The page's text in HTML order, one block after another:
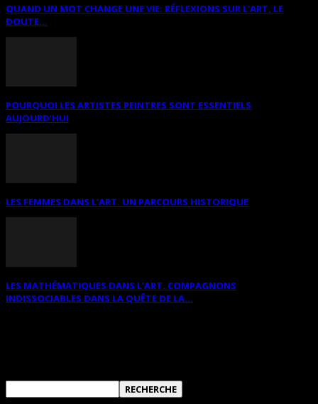
QUAND UN MOT CHANGE UNE VIE: RÉFLEXIONS SUR L’ART, LE
DOUTE...
POURQUOI LES ARTISTES PEINTRES SONT ESSENTIELS
AUJOURD’HUI
LES FEMMES DANS L’ART. UN PARCOURS HISTORIQUE
LES MATHÉMATIQUES DANS L’ART. COMPAGNONS
INDISSOCIABLES DANS LA QUÊTE DE LA...